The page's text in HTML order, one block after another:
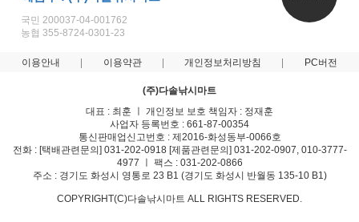
국민 200037-04-001762
농협 355-8724-0301-23
이용안내 이용약관 개인정보처리방침 PC버전
(주)다솔낚시마트
대표 : 최훈 ㅣ 개인정보 보호 책임자 : 정재훈
사업자 등록번호 : 661-87-00354
통신판매업신고번호 : 제2016-화성동부-0066호
전화 : [택배관련문의] 031-202-0918 [제품관련문의] 031-202-0907, 010-3777-
4977 ㅣ 팩스 : 031-202-0866
주소 : 경기도 화성시 영통로 23 B1 (경기도 화성시 반월동 135-10 B1)
COPYRIGHT(C)다솔낚시마트 ALL RIGHTS RESERVED.